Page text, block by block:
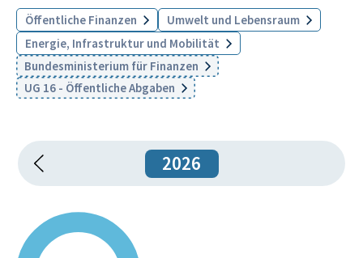
Öffentliche Finanzen
Umwelt und Lebensraum
Energie, Infrastruktur und Mobilität
Bundesministerium für Finanzen
UG 16 - Öffentliche Abgaben
2026